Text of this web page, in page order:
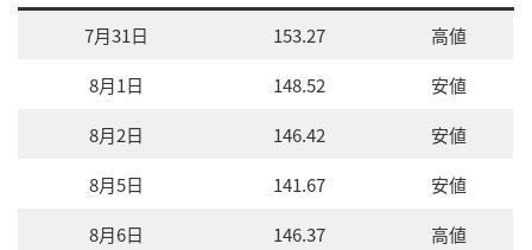
7月31日 153.27
高値
8月1日
148.52
安値
8月2日
146.42
安値
8月5日
141.67
安値
8月6日
146.37
高値